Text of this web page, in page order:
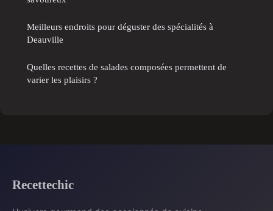
Meilleurs endroits pour déguster des spécialités à
Deauville
Quelles recettes de salades composées permettent de
varier les plaisirs ?
Recettechic